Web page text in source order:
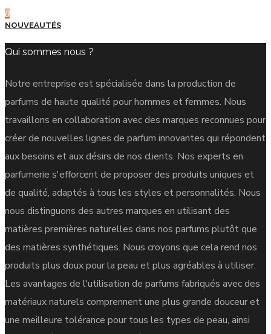
0
NOUVEAUTÉS
Qui sommes nous ?
Notre entreprise est spécialisée dans la production de
parfums de haute qualité pour hommes et femmes. Nous
travaillons en collaboration avec des marques reconnues pour
créer de nouvelles lignes de parfum innovantes qui répondent
aux besoins et aux désirs de nos clients. Nos experts en
parfumerie s'efforcent de proposer des produits uniques et
de qualité, adaptés à tous les styles et personnalités. Nous
nous distinguons des autres marques en utilisant des
matières premières naturelles dans nos parfums plutôt que
des matières synthétiques. Nous croyons que cela rend nos
produits plus doux pour la peau et plus agréables à utiliser.
Les avantages de l'utilisation de parfums fabriqués avec des
matériaux naturels comprennent une plus grande douceur et
une meilleure tolérance pour tous les types de peau, ainsi